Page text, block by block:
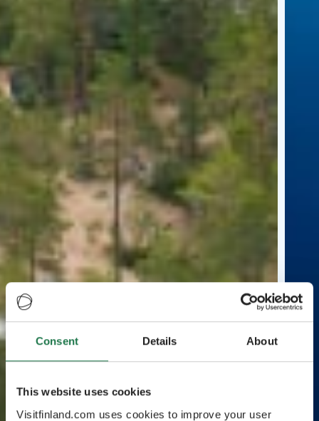
Consent Details About
This website uses cookies
Visitfinland.com uses cookies to improve your user